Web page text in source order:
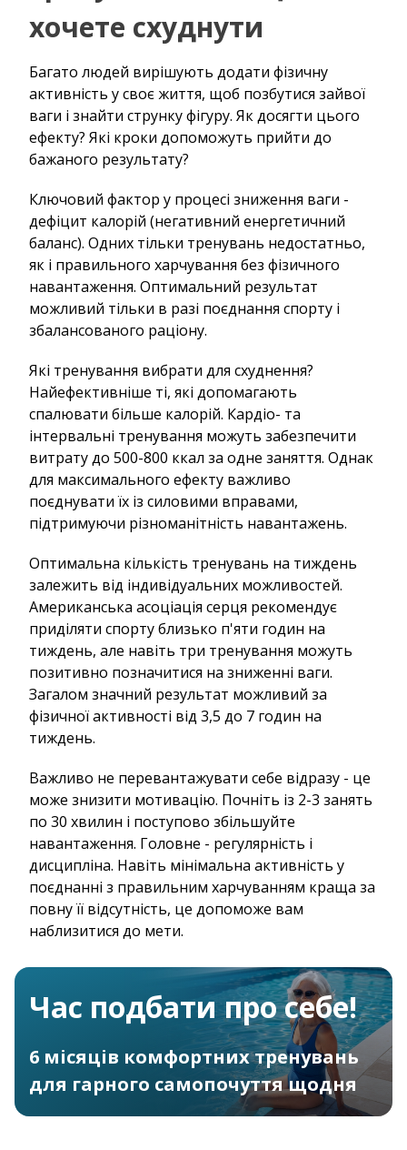
хочете схуднути
Багато людей вирішують додати фізичну
активність у своє життя, щоб позбутися зайвої
ваги і знайти струнку фігуру. Як досягти цього
ефекту? Які кроки допоможуть прийти до
бажаного результату?
Ключовий фактор у процесі зниження ваги -
дефіцит калорій (негативний енергетичний
баланс). Одних тільки тренувань недостатньо,
як і правильного харчування без фізичного
навантаження. Оптимальний результат
можливий тільки в разі поєднання спорту і
збалансованого раціону.
Які тренування вибрати для схуднення?
Найефективніше ті, які допомагають
спалювати більше калорій. Кардіо- та
інтервальні тренування можуть забезпечити
витрату до 500-800 ккал за одне заняття. Однак
для максимального ефекту важливо
поєднувати їх із силовими вправами,
підтримуючи різноманітність навантажень.
Оптимальна кількість тренувань на тиждень
залежить від індивідуальних можливостей.
Американська асоціація серця рекомендує
приділяти спорту близько п'яти годин на
тиждень, але навіть три тренування можуть
позитивно позначитися на зниженні ваги.
Загалом значний результат можливий за
фізичної активності від 3,5 до 7 годин на
тиждень.
Важливо не перевантажувати себе відразу - це
може знизити мотивацію. Почніть із 2-3 занять
по 30 хвилин і поступово збільшуйте
навантаження. Головне - регулярність і
дисципліна. Навіть мінімальна активність у
поєднанні з правильним харчуванням краща за
повну її відсутність, це допоможе вам
наблизитися до мети.
Час подбати про себе!
6 місяців комфортних тренувань
для гарного самопочуття щодня